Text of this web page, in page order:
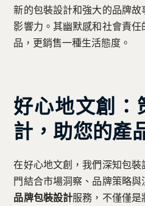
新的包裝設計和強大的品牌
影響力。其幽默感和社會責
品，更銷售一種生活態度。
好心地文創：
計，助您的產
在好心地文創，我們深知包
門結合市場洞察、品牌策略
品牌包裝設計服務，不僅僅是